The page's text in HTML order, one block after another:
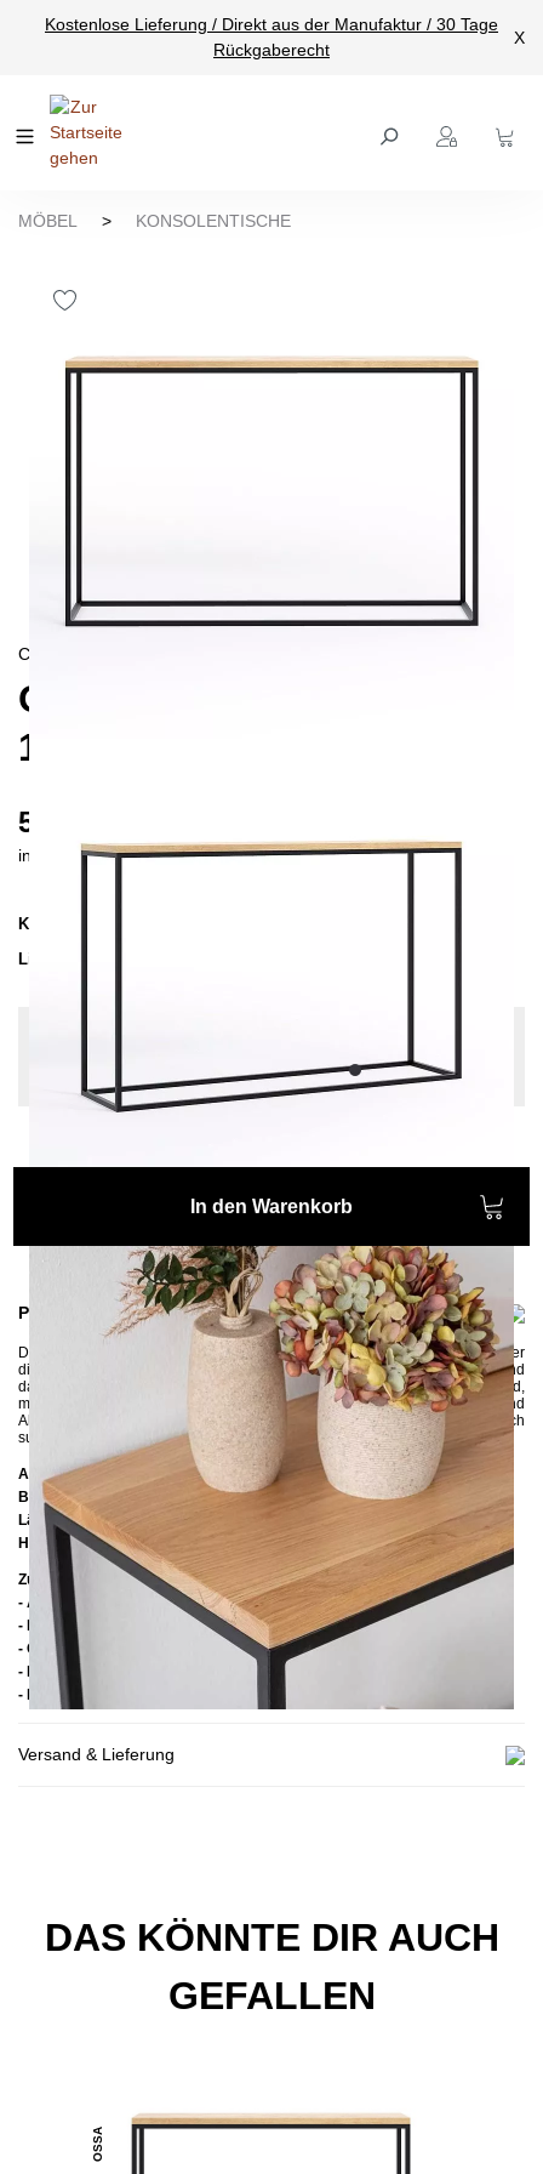
springen
Kostenlose Lieferung / Direkt aus der Manufaktur / 30 Tage
Rückgaberecht
X
MÖBEL > KONSOLENTISCHE
CONTEMPORAIN/
OSSA KONSOLENTISCH
120
575 €
inkl. MwSt. inkl. Versandkosten (DE)
Kollektion
Lieferzeit
Holzfarbe: Eiche leicht astig, Farben:
Schwarz
In den Warenkorb
Produktinformationen
Der Konsolentisch
hat ein modernes und minimalistisches Design, der
die Blicke auf sich zieht. Die Konsole vereint hochwertigesEichenholzund
das pulverbeschichtete
Metallgestell . Der schmale Tischistplatzsparend ,
macht jeden Flur ein bisschen schöner und bietet genug Stauraum und
Abstellfläche für Dinge, die man sonst den ganzen Tag lang vergeblich
suchen würde, wie Hausschlüssel, Regenschirm oder Maske.
Abmessungen
Breite:120 cm
Länge:30 cm
Höhe:
75 cm
Zusätzliche Informationen
- Ablagen: Eiche astig lackiert
- FSC-zertifiziertes Holz
- Gestell: Pulverbeschichteter Stahl
- Handmade
- Lieferzustand: Montiert
Versand & Lieferung
DAS KÖNNTE DIR AUCH
GEFALLEN
OSSA